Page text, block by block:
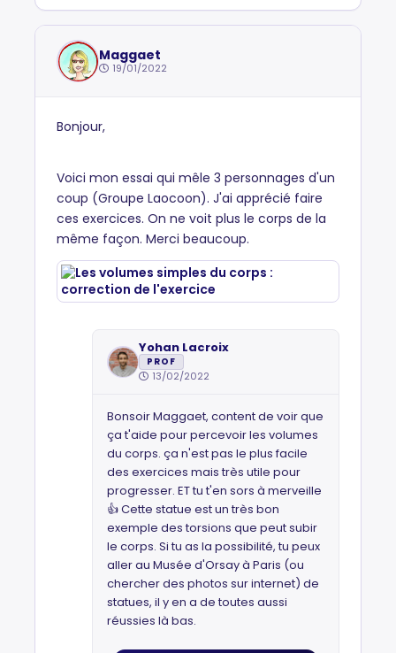
Maggaet
19/01/2022
Bonjour,
Voici mon essai qui mêle 3 personnages d'un
coup (Groupe Laocoon). J'ai apprécié faire
ces exercices. On ne voit plus le corps de la
même façon. Merci beaucoup.
Yohan Lacroix
PROF
13/02/2022
Bonsoir Maggaet, content de voir que
ça t'aide pour percevoir les volumes
du corps. ça n'est pas le plus facile
des exercices mais très utile pour
progresser. ET tu t'en sors à merveille
👍 Cette statue est un très bon
exemple des torsions que peut subir
le corps. Si tu as la possibilité, tu peux
aller au Musée d'Orsay à Paris (ou
chercher des photos sur internet) de
statues, il y en a de toutes aussi
réussies là bas.